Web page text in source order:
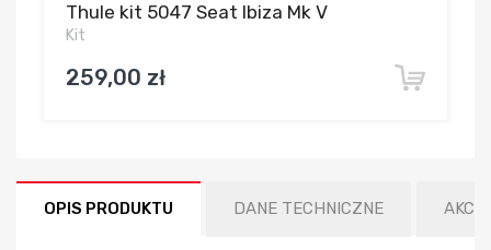
Thule kit 5047 Seat Ibiza Mk V
Kit
259,00 zł
OPIS PRODUKTU DANE TECHNICZNE